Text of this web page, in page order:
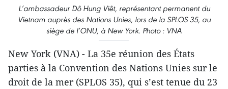
L’ambassadeur Dô Hung Viêt, représentant permanent du
Vietnam auprès des Nations Unies, lors de la SPLOS 35, au
siège de l’ONU, à New York. Photo : VNA
New York (VNA) - La 35e réunion des États
parties à la Convention des Nations Unies sur le
droit de la mer (SPLOS 35), qui s’est tenue du 23